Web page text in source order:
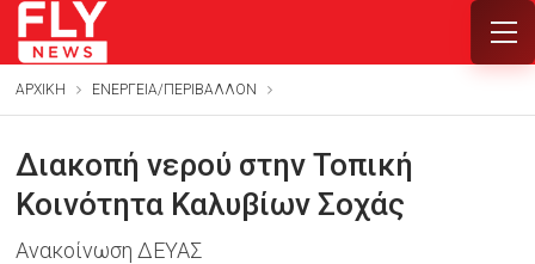
ΑΡΧΙΚΗ ΕΝΕΡΓΕΙΑ/ΠΕΡΙΒΑΛΛΟΝ
Διακοπή νερού στην Τοπική
Κοινότητα Καλυβίων Σοχάς
Ανακοίνωση ΔΕΥΑΣ